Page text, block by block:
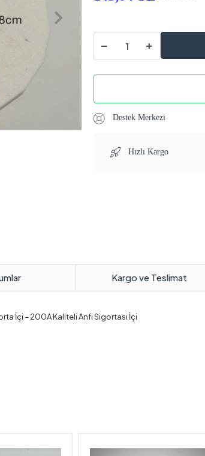
Destek Merkezi
Hızlı Kargo
Kargo ve Teslimat
İçi – 200A Kaliteli Anfi Sigortası İçi